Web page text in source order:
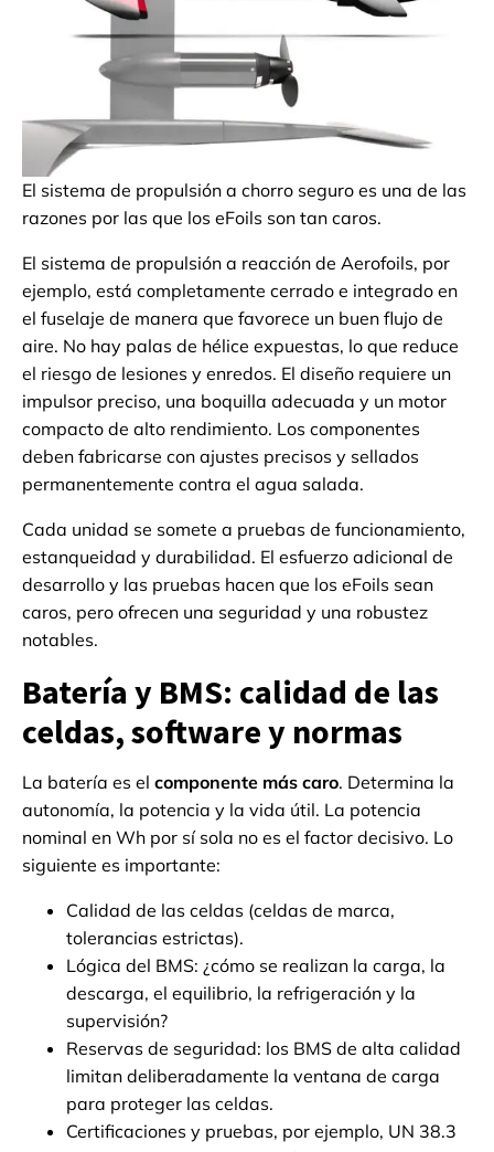
El sistema de propulsión a chorro seguro es una de las
razones por las que los eFoils son tan caros.
El sistema de propulsión a reacción de Aerofoils, por
ejemplo, está completamente cerrado e integrado en
el fuselaje de manera que favorece un buen flujo de
aire. No hay palas de hélice expuestas, lo que reduce
el riesgo de lesiones y enredos. El diseño requiere un
impulsor preciso, una boquilla adecuada y un motor
compacto de alto rendimiento. Los componentes
deben fabricarse con ajustes precisos y sellados
permanentemente contra el agua salada.
Cada unidad se somete a pruebas de funcionamiento,
estanqueidad y durabilidad. El esfuerzo adicional de
desarrollo y las pruebas hacen que los eFoils sean
caros, pero ofrecen una seguridad y una robustez
notables.
Batería y BMS: calidad de las
celdas, software y normas
La batería es el componente más caro. Determina la
autonomía, la potencia y la vida útil. La potencia
nominal en Wh por sí sola no es el factor decisivo. Lo
siguiente es importante:
Calidad de las celdas (celdas de marca,
tolerancias estrictas).
Lógica del BMS: ¿cómo se realizan la carga, la
descarga, el equilibrio, la refrigeración y la
supervisión?
Reservas de seguridad: los BMS de alta calidad
limitan deliberadamente la ventana de carga
para proteger las celdas.
Certificaciones y pruebas, por ejemplo, UN 38.3